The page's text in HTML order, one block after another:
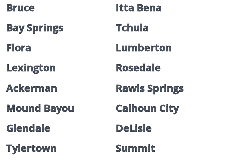
Bruce
Itta Bena
Bay Springs
Tchula
Flora
Lumberton
Lexington
Rosedale
Ackerman
Rawls Springs
Mound Bayou
Calhoun City
Glendale
DeLisle
Tylertown
Summit